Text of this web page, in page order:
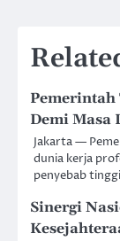
Pemerintah
Demi Masa
Jakarta —
dunia kerja
penyebab
Sinergi